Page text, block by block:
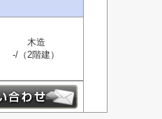
木造
-/（2階建）